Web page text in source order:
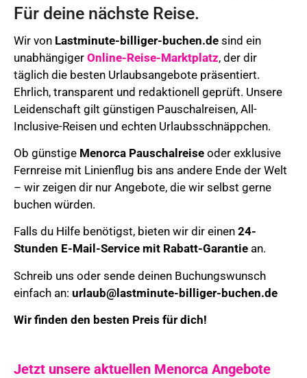
Für deine nächste Reise.
Wir von Lastminute-billiger-buchen.de sind ein
unabhängiger Online-Reise-Marktplatz, der dir
täglich die besten Urlaubsangebote präsentiert.
Ehrlich, transparent und redaktionell geprüft. Unsere
Leidenschaft gilt günstigen Pauschalreisen, All-
Inclusive-Reisen und echten Urlaubsschnäppchen.
Ob günstige Menorca Pauschalreise oder exklusive
Fernreise mit Linienflug bis ans andere Ende der Welt
– wir zeigen dir nur Angebote, die wir selbst gerne
buchen würden.
Falls du Hilfe benötigst, bieten wir dir einen 24-
Stunden E-Mail-Service mit Rabatt-Garantie an.
Schreib uns oder sende deinen Buchungswunsch
einfach an: urlaub@lastminute-billiger-buchen.de
Wir finden den besten Preis für dich!
Jetzt unsere aktuellen Menorca Angebote